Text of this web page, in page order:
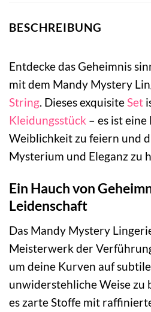
BESCHREIBUNG
Entdecke das Geheimnis
mit dem Mandy Mystery
String . Dieses exquisite Set
Kleidungsstück – es ist
Weiblichkeit zu feiern und
Mysterium und Eleganz zu
Ein Hauch von
Leidenschaft
Das Mandy Mystery
Meisterwerk der
um deine Kurven auf
unwiderstehliche Weise zu
es zarte Stoffe mit